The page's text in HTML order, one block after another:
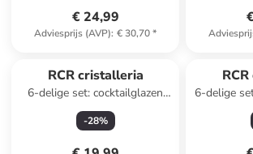
€ 24,99
Adviesprijs (AVP): € 30,70*
RCR cristalleria
6-delige set: cocktailglazen
"Alkemist" - 380 ml
-28%
6-delige